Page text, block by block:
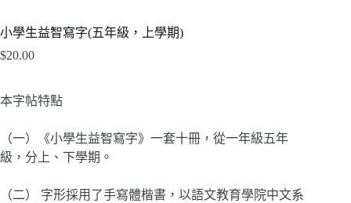
小學生益智寫字(五年級，上學期)
$20.00
本字帖特點
（一）《小學生益智寫字》一套十冊，從一年級五年
級，分上、下學期。
（二） 字形採用了手寫體楷書，以語文教育學院中文系